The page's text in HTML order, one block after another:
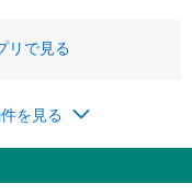
リで見る
を見る